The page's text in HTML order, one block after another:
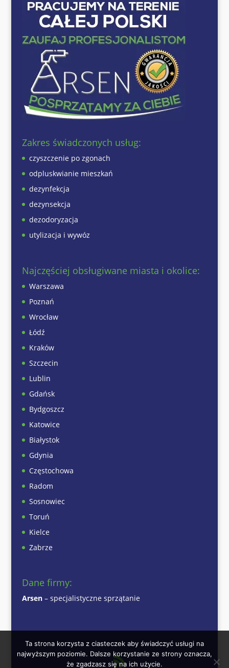
Zakres świadczonych usług:
czyszczenie po zgonach
odpluskwianie mieszkań
dezynfekcja
dezynsekcja
dezodoryzacja
utylizacja i wywóz
Najczęściej obsługiwane miasta i okolice:
Warszawa
Poznań
Wrocław
Łódź
Kraków
Szczecin
Lublin
Gdańsk
Bydgoszcz
Katowice
Białystok
Gdynia
Częstochowa
Radom
Sosnowiec
Toruń
Kielce
Zabrze
Dane firmy:
Arsen– specjalistyczne sprzątanie
Ta strona korzysta z ciasteczek aby świadczyć usługi na
najwyższym poziomie. Dalsze korzystanie ze strony oznacza,
że zgadzasz się na ich użycie.